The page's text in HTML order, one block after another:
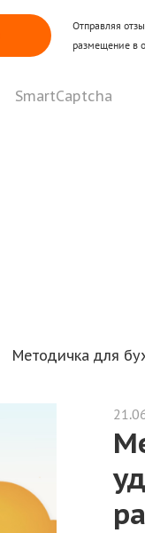
Отправляя
размещение в
SmartCaptcha
Методичка для